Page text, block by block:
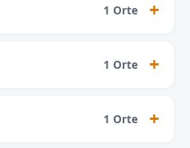
1 Orte
1 Orte
1 Orte